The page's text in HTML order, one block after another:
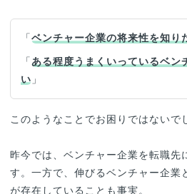
「ベンチャー企業の将来性を知り
「 ある程度うまくいっているベン
い 」
このようなことでお困りではないで
昨今では、ベンチャー企業を転職先
す。一方で、伸びるベンチャー企業
が存在していることも事実。